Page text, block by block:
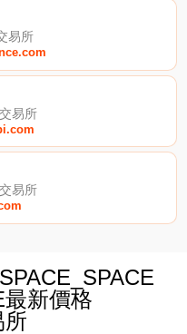
易所
易所
易所
新價格
所